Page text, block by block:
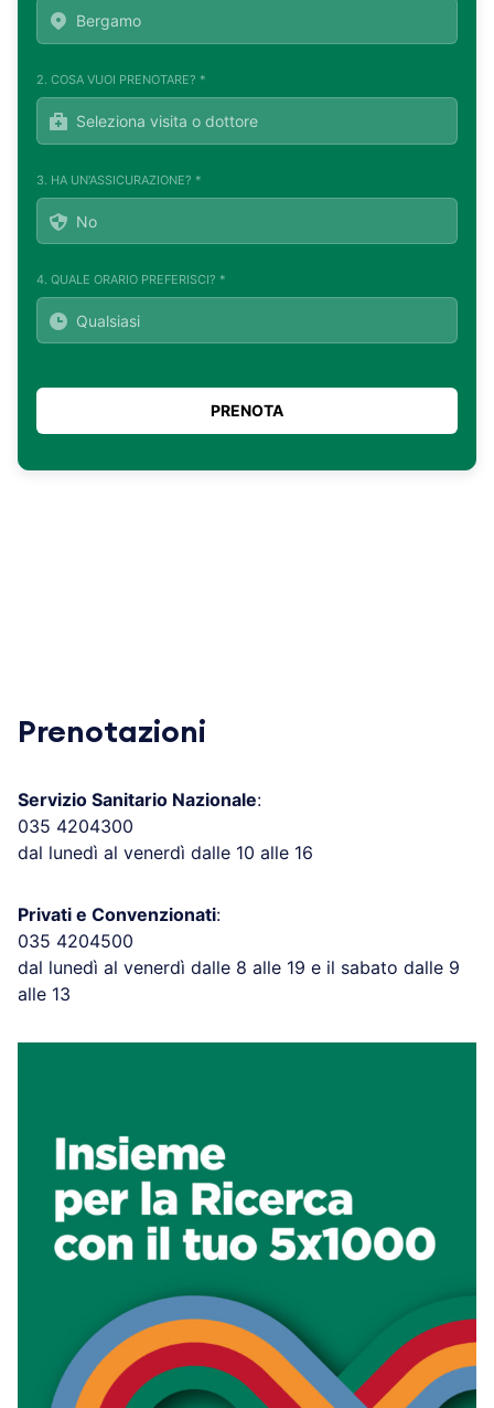
2. COSA VUOI PRENOTARE? *
3. HA UN'ASSICURAZIONE? *
4. QUALE ORARIO PREFERISCI? *
Prenotazioni
Servizio Sanitario Nazionale:
035 4204300
dal lunedì al venerdì dalle 10 alle 16
Privati e Convenzionati:
035 4204500
dal lunedì al venerdì dalle 8 alle 19 e il sabato dalle 9
alle 13